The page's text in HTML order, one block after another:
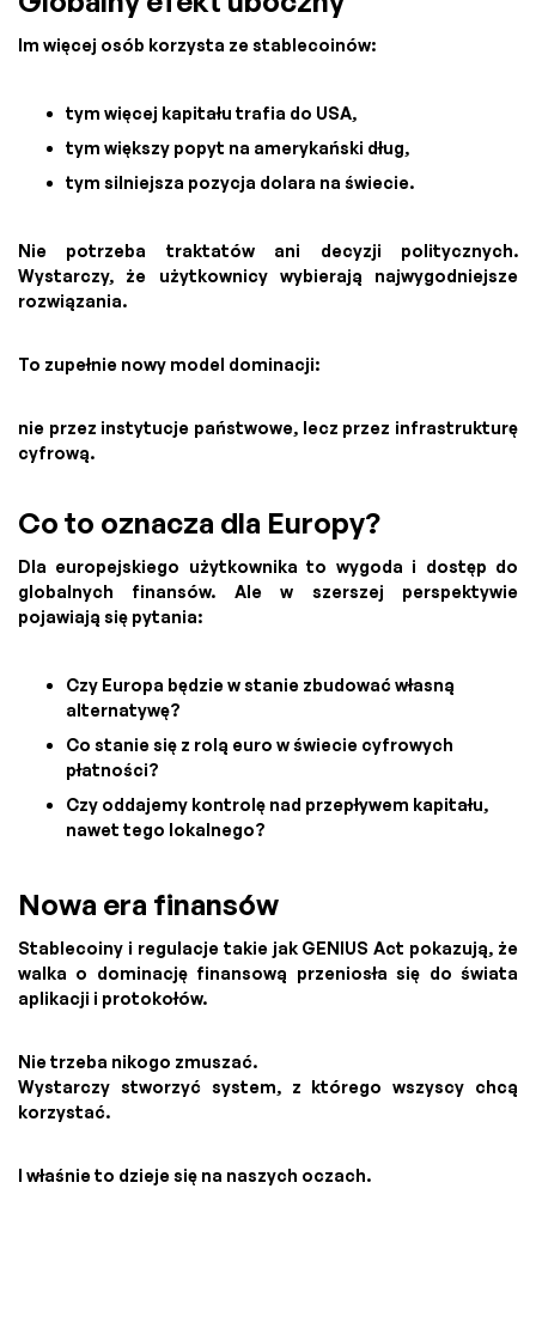
Im więcej osób korzysta ze stablecoinów:
tym więcej kapitału trafia do USA,
tym większy popyt na amerykański dług,
tym silniejsza pozycja dolara na świecie.
Nie potrzeba traktatów ani decyzji politycznych.
Wystarczy, że użytkownicy wybierają najwygodniejsze
rozwiązania.
To zupełnie nowy model dominacji:
nie przez instytucje państwowe, lecz przez infrastrukturę
cyfrową.
Co to oznacza dla Europy?
Dla europejskiego użytkownika to wygoda i dostęp do
globalnych finansów. Ale w szerszej perspektywie
pojawiają się pytania:
Czy Europa będzie w stanie zbudować własną
alternatywę?
Co stanie się z rolą euro w świecie cyfrowych
płatności?
Czy oddajemy kontrolę nad przepływem kapitału,
nawet tego lokalnego?
Nowa era finansów
Stablecoiny i regulacje takie jak GENIUS Act pokazują, że
walka o dominację finansową przeniosła się do świata
aplikacji i protokołów.
Nie trzeba nikogo zmuszać.
Wystarczy stworzyć system, z którego wszyscy chcą
korzystać.
I właśnie to dzieje się na naszych oczach.